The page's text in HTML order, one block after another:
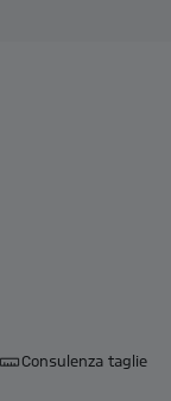
Consulenza taglie